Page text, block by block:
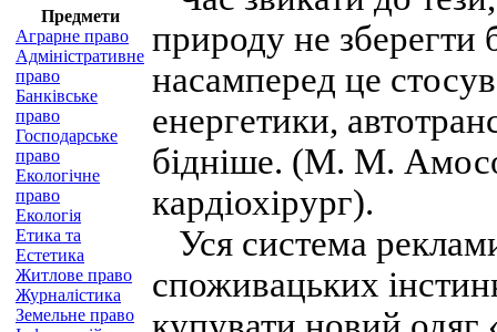
Предмети
Аграрне право
Адміністративне
право
Банківське
право
Господарське
право
Екологічне
право
Екологія
Етика та
Естетика
Житлове право
Журналістика
Земельне право
природу не
насамперед це
енергетики,
бідніше. (М. М.
кардіохірург).
Уся система
споживацьких